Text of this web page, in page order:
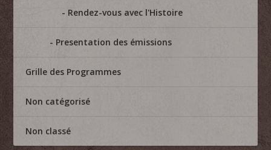
Rendez-vous avec l'Histoire
Presentation des émissions
Grille des Programmes
Non catégorisé
Non classé